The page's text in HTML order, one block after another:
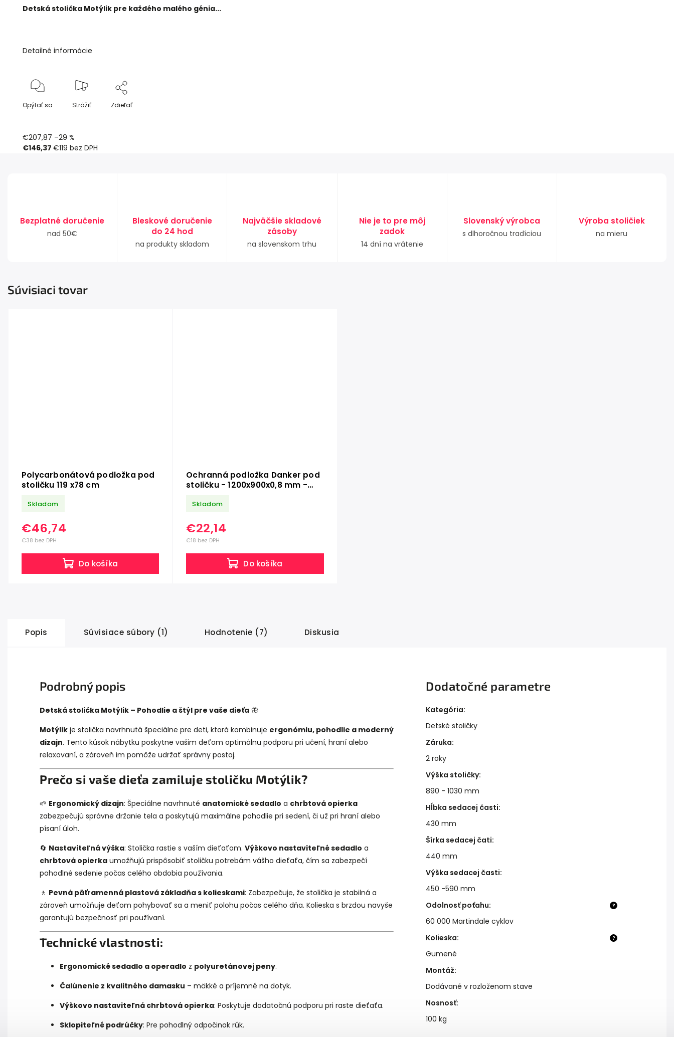
€207,87 –29 %
€146,37 €119 bez DPH
Detská stolička Motýlik pre každého malého génia...
Detailné informácie
Opýtať sa Strážiť Zdieľať
Bezplatné doručenie
nad 50€
Bleskové doručenie
do 24 hod
na produkty skladom
Najväčšie skladové
zásoby
na slovenskom trhu
Nie je to pre môj
zadok
14 dní na vrátenie
Slovenský výrobca
s dlhoročnou tradíciou
Výroba stoličiek
na mieru
Súvisiaci tovar
Polycarbonátová podložka pod
stoličku 119 x78 cm
Skladom
€38 bez DPH
€46,74
Do košíka
Ochranná podložka Danker pod
stoličku - 1200x900x0,8 mm -
Skladom
€18 bez DPH
€22,14
Do košíka
Popis Súvisiace súbory (1) Hodnotenie (7) Diskusia
Podrobný popis
Detská stolička Motýlik – Pohodlie a štýl pre vaše dieťa 🦋
Motýlik je stolička navrhnutá špeciálne pre deti, ktorá kombinuje ergonómiu, pohodlie a moderný
dizajn. Tento kúsok nábytku poskytne vašim deťom optimálnu podporu pri učení, hraní alebo
relaxovaní, a zároveň im pomôže udržať správny postoj.
Prečo si vaše dieťa zamiluje stoličku Motýlik?
🌱 Ergonomický dizajn: Špeciálne navrhnuté anatomické sedadlo a chrbtová opierka
zabezpečujú správne držanie tela a poskytujú maximálne pohodlie pri sedení, či už pri hraní alebo
písaní úloh.
🔄 Nastaviteľná výška: Stolička rastie s vaším dieťaťom. Výškovo nastaviteľné sedadlo a
chrbtová opierka umožňujú prispôsobiť stoličku potrebám vášho dieťaťa, čím sa zabezpečí
pohodlné sedenie počas celého obdobia používania.
🚶 Pevná päťramenná plastová základňa s kolieskami: Zabezpečuje, že stolička je stabilná a
zároveň umožňuje deťom pohybovať sa a meniť polohu počas celého dňa. Kolieska s brzdou navyše
garantujú bezpečnosť pri používaní.
Technické vlastnosti:
Ergonomické sedadlo a operadlo z polyuretánovej peny.
Čalúnenie z kvalitného damasku – mäkké a príjemné na dotyk.
Výškovo nastaviteľná chrbtová opierka: Poskytuje dodatočnú podporu pri raste dieťaťa.
Sklopiteľné podrúčky: Pre pohodlný odpočinok rúk.
Dodatočné parametre
Kategória:
Detské stoličky
Záruka:
2 roky
Výška stoličky:
890 - 1030 mm
Hĺbka sedacej časti:
430 mm
Šírka sedacej čati:
440 mm
Výška sedacej časti:
450 -590 mm
?
Odolnosť poťahu:
60 000 Martindale cyklov
?
Kolieska:
Gumené
Montáž:
Dodávané v rozloženom stave
Nosnosť:
100 kg